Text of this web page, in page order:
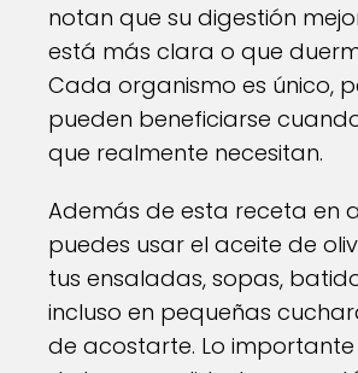
notan que su digestión
está más clara o que
Cada organismo es único,
pueden beneficiarse
que realmente necesitan.
Además de esta receta en
puedes usar el aceite de
tus ensaladas, sopas,
incluso en pequeñas
de acostarte. Lo importante